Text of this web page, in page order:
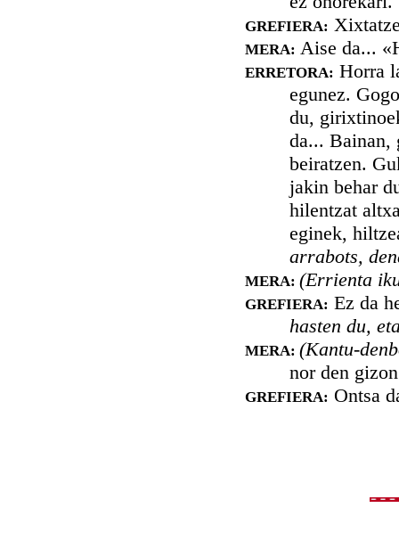
GREFIERA:
MERA: Aise da...
ERRETORA: Horra
egunez.
du,
da... Bainan,
beiratzen.
jakin behar
hilentzat
eginek,
arrabots,
MERA: (Errienta
GREFIERA: Ez da
hasten du,
MERA: (Kantu-
nor den
GREFIERA: Ontsa